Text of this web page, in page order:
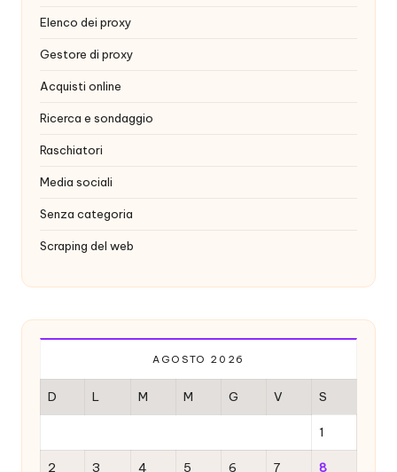
Elenco dei proxy
Gestore di proxy
Acquisti online
Ricerca e sondaggio
Raschiatori
Media sociali
Senza categoria
Scraping del web
AGOSTO 2026
D L M M G V S
1
2 3 4 5 6 7 8